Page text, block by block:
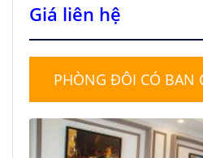
Giá liên hệ
PHÒNG ĐÔI CÓ BAN